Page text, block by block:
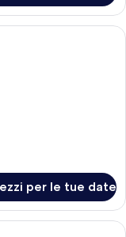
piuma, minibar, una
per le tue date
piuma, minibar, una